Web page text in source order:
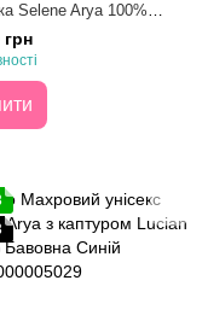
Selene Arya 100%
М'ятний S
грн